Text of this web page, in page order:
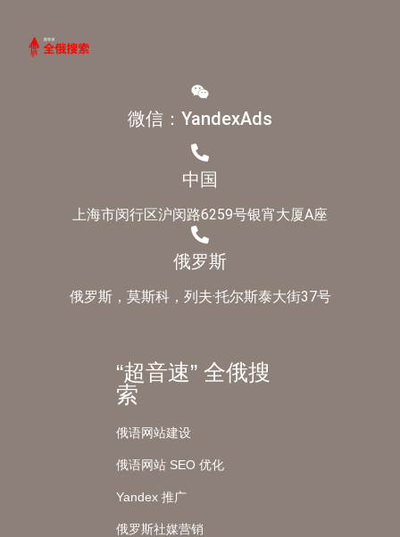
微信：YandexAds
中国
上海市闵行区沪闵路6259号银宵大厦A座
俄罗斯
俄罗斯，莫斯科，列夫·托尔斯泰大街37号
“超音速” 全俄搜
索
俄语网站建设
俄语网站 SEO 优化
Yandex 推广
俄罗斯社媒营销